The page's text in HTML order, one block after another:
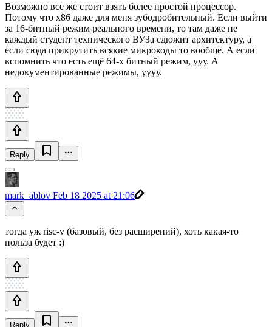
Возможно всё же стоит взять более простой процессор.
Потому что x86 даже для меня зубодробительный. Если выйти
за 16-битный режим реального времени, то там даже не
каждый студент технического ВУЗа сдюжит архитектуру, а
если сюда прикрутить всякие микрокоды то вообще. А если
вспомнить что есть ещё 64-х битный режим, ууу. А
недокументированные режимы, уууу.
Reply
mark_ablov Feb 18 2025 at 21:06
тогда уж risc-v (базовый, без расширений), хоть какая-то
польза будет :)
Reply